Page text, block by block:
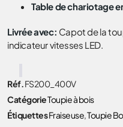
Table de chariotage
Livrée avec: Capot de la
indicateur vitesses LED.
Réf.FS200_400V
CatégorieToupie à bois
ÉtiquettesFraiseuse,Toupie